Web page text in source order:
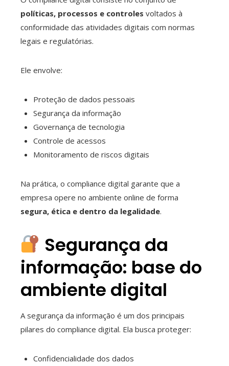
políticas, processos e controles voltados à
conformidade das atividades digitais com normas
legais e regulatórias.
Ele envolve:
Proteção de dados pessoais
Segurança da informação
Governança de tecnologia
Controle de acessos
Monitoramento de riscos digitais
Na prática, o compliance digital garante que a
empresa opere no ambiente online de forma
segura, ética e dentro da legalidade.
Segurança da
informação: base do
ambiente digital
A segurança da informação é um dos principais
pilares do compliance digital. Ela busca proteger:
Confidencialidade dos dados